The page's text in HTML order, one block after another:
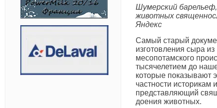
Шумерский
животных
Яндекс
Самый старый
изготовления сыра
месопотамского
тысячелетием до
которые показывают
частности
представляющий
доения животных.